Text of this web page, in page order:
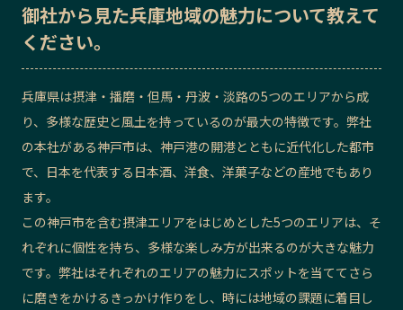
御社から見た兵庫地域の魅力について教えて
ください。
兵庫県は摂津・播磨・但馬・丹波・淡路の5つのエリアから成
り、多様な歴史と風土を持っているのが最大の特徴です。弊社
の本社がある神戸市は、神戸港の開港とともに近代化した都市
で、日本を代表する日本酒、洋食、洋菓子などの産地でもあり
ます。
この神戸市を含む摂津エリアをはじめとした5つのエリアは、そ
れぞれに個性を持ち、多様な楽しみ方が出来るのが大きな魅力
です。弊社はそれぞれのエリアの魅力にスポットを当ててさら
に磨きをかけるきっかけ作りをし、時には地域の課題に着目し